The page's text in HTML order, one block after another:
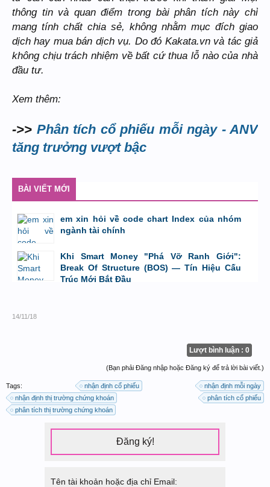
thông tin và quan điểm trong bài phân tích này chỉ
mang tính chất chia sẻ, không nhằm mục đích giao
dịch hay mua bán dịch vụ. Do đó Kakata.vn và tác giả
không chịu trách nhiệm về bất cứ thua lỗ nào của nhà
đầu tư.
Xem thêm:
->> Phân tích cổ phiếu mỗi ngày - ANV
tăng trưởng vượt bậc
BÀI VIẾT MỚI
em xin hỏi về code chart Index của nhóm
ngành tài chính
bởi GiaBao09052000 ,8/7/26 lúc 10:21
Khi Smart Money "Phá Vỡ Ranh Giới":
Break Of Structure (BOS) — Tín Hiệu Cấu
Trúc Mới Bắt Đầu
14/11/18
Lượt bình luận : 0
(Bạn phải Đăng nhập hoặc Đăng ký để trả lời bài viết.)
Tags: nhận định cổ phiếu
nhận định mỗi ngày
nhận định thị trường chứng khoán
phân tích cổ phiếu
phân tích thị trường chứng khoán
Đăng ký!
Tên tài khoản hoặc địa chỉ Email: